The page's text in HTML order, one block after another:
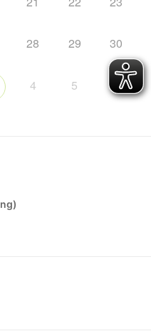
28 29 30
4 5 6